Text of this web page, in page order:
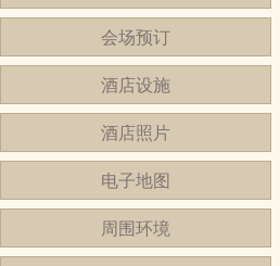
会场预订
酒店设施
酒店照片
电子地图
周围环境